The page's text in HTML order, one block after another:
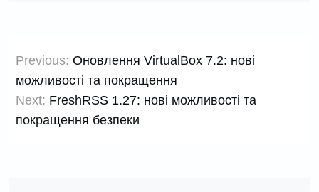
записів
Previous: Оновлення VirtualBox 7.2: нові
можливості та покращення
Next: FreshRSS 1.27: нові можливості та
покращення безпеки